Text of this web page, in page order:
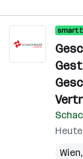
Wien,